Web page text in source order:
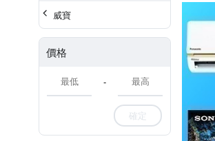
威寶
價格
-
確定